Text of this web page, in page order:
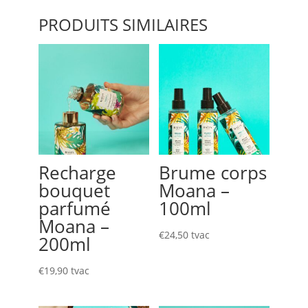
PRODUITS SIMILAIRES
Recharge
bouquet
parfumé
Moana –
200ml
€19,90 tvac
Brume corps
Moana –
100ml
€24,50 tvac